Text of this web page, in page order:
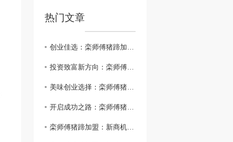
热门文章
创业佳选：栾师傅猪蹄加盟 揭秘
投资致富新方向：栾师傅猪蹄加盟详解
美味创业选择：栾师傅猪蹄加盟优势解析
开启成功之路：栾师傅猪蹄加盟指南
栾师傅猪蹄加盟：新商机探索